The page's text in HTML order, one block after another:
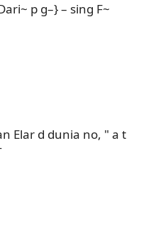
p g–} – sing F~
Elar d dunia no, " a t